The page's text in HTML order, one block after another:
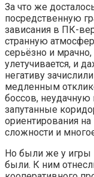
За что же
посредственную
зависания в ПК-
странную
серьёзно и
улетучивается, и
негативу
медленным
боссов, неудачную
запутанные
ориентирования
сложности и
Но были же у игры
были. К ним